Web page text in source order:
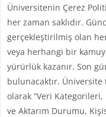
Üniversitenin Çerez
her zaman saklıdır.
gerçekleştirilmiş olan
veya herhangi bir
yürürlük kazanır. Son
bulunacaktır.
olarak “Veri
ve Aktarım Durumu,